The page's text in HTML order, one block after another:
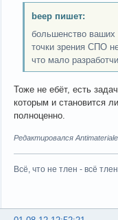
beep пишет:
большенство ваших
точки зрения СПО
что мало
Тоже не ебёт, есть
которым и становится
полноценно.
Редактировался
Всё, что не тлен - всё